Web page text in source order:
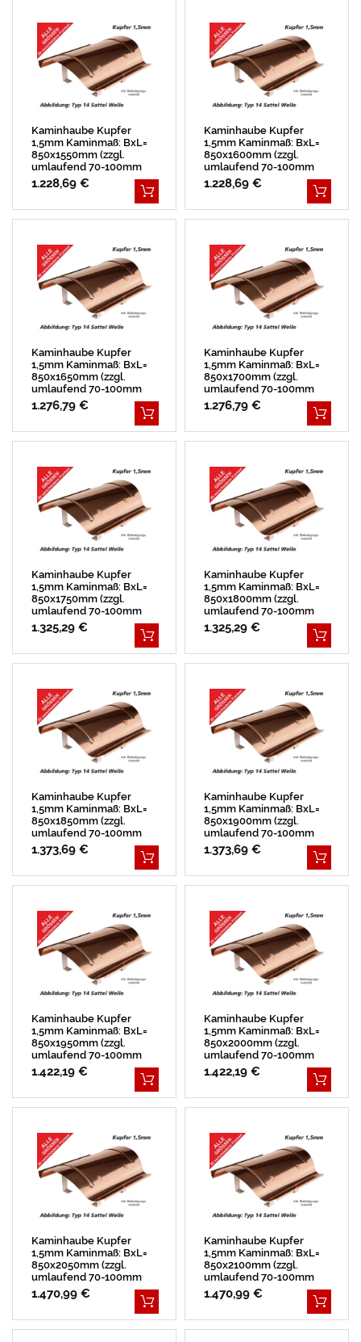
Kaminhaube Kupfer
1,5mm Kaminmaß: BxL=
850x1550mm (zzgl.
umlaufend 70-100mm
Überstand)
1.228,69 €
Kaminhaube Kupfer
1,5mm Kaminmaß: BxL=
850x1600mm (zzgl.
umlaufend 70-100mm
Überstand)
1.228,69 €
Kaminhaube Kupfer
1,5mm Kaminmaß: BxL=
850x1650mm (zzgl.
umlaufend 70-100mm
Überstand)
1.276,79 €
Kaminhaube Kupfer
1,5mm Kaminmaß: BxL=
850x1700mm (zzgl.
umlaufend 70-100mm
Überstand)
1.276,79 €
Kaminhaube Kupfer
1,5mm Kaminmaß: BxL=
850x1750mm (zzgl.
umlaufend 70-100mm
Überstand)
1.325,29 €
Kaminhaube Kupfer
1,5mm Kaminmaß: BxL=
850x1800mm (zzgl.
umlaufend 70-100mm
Überstand)
1.325,29 €
Kaminhaube Kupfer
1,5mm Kaminmaß: BxL=
850x1850mm (zzgl.
umlaufend 70-100mm
Überstand)
1.373,69 €
Kaminhaube Kupfer
1,5mm Kaminmaß: BxL=
850x1900mm (zzgl.
umlaufend 70-100mm
Überstand)
1.373,69 €
Kaminhaube Kupfer
1,5mm Kaminmaß: BxL=
850x1950mm (zzgl.
umlaufend 70-100mm
Überstand)
1.422,19 €
Kaminhaube Kupfer
1,5mm Kaminmaß: BxL=
850x2000mm (zzgl.
umlaufend 70-100mm
Überstand)
1.422,19 €
Kaminhaube Kupfer
1,5mm Kaminmaß: BxL=
850x2050mm (zzgl.
umlaufend 70-100mm
Überstand)
1.470,99 €
Kaminhaube Kupfer
1,5mm Kaminmaß: BxL=
850x2100mm (zzgl.
umlaufend 70-100mm
Überstand)
1.470,99 €